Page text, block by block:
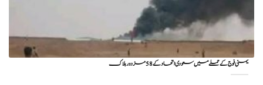
یمنی فوج کے حملے میں سعودی اتحاد کے 58 مزدور ہلاک